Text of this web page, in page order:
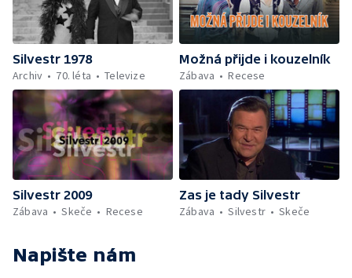
Silvestr 1978
Archiv
70. léta Televize
Možná přijde i kouzelník
Zábava
Recese
Silvestr 2009
Zábava
Skeče Recese
Zas je tady Silvestr
Zábava
Silvestr Skeče
Napište nám